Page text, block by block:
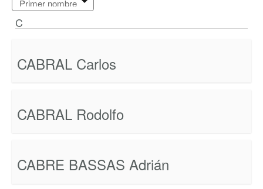
C
CABRAL Carlos
CABRAL Rodolfo
CABRE BASSAS Adrián